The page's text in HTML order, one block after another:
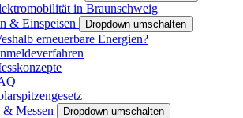
in Braunschweig
& Einspeisen
Dropdown umschalten
erneuerbare Energien?
& Messen
Dropdown umschalten